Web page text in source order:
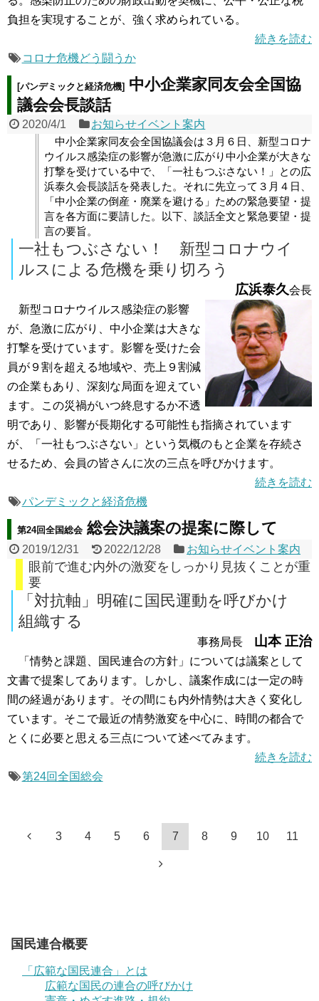
負担を実現することが、強く求められている。
続きを読む
コロナ危機どう闘うか
[パンデミックと経済危機] 中小企業家同友会全国協
議会会長談話
2020/4/1
お知らせイベント案内
中小企業家同友会全国協議会は３月６日、新型コロナ
ウイルス感染症の影響が急激に広がり中小企業が大きな
打撃を受けている中で、「一社もつぶさない！」との広
浜泰久会長談話を発表した。それに先立って３月４日、
「中小企業の倒産・廃業を避ける」ための緊急要望・提
言を各方面に要請した。以下、談話全文と緊急要望・提
言の要旨。
一社もつぶさない！ 新型コロナウイ
ルスによる危機を乗り切ろう
広浜泰久会長
新型コロナウイルス感染症の影響
が、急激に広がり、中小企業は大きな
打撃を受けています。影響を受けた会
員が９割を超える地域や、売上９割減
の企業もあり、深刻な局面を迎えてい
ます。この災禍がいつ終息するか不透
明であり、影響が長期化する可能性も指摘されています
が、「一社もつぶさない」という気概のもと企業を存続さ
せるため、会員の皆さんに次の三点を呼びかけます。
続きを読む
パンデミックと経済危機
第24回全国総会 総会決議案の提案に際して
2019/12/31 2022/12/28 お知らせイベント案内
眼前で進む内外の激変をしっかり見抜くことが重
要
「対抗軸」明確に国民運動を呼びかけ
組織する
事務局長 山本 正治
「情勢と課題、国民連合の方針」については議案として
文書で提案してあります。しかし、議案作成には一定の時
間の経過があります。その間にも内外情勢は大きく変化し
ています。そこで最近の情勢激変を中心に、時間の都合で
とくに必要と思える三点について述べてみます。
続きを読む
第24回全国総会
3 4 5 6 7 8 9 10 11
国民連合概要
「広範な国民連合」とは
広範な国民の連合の呼びかけ